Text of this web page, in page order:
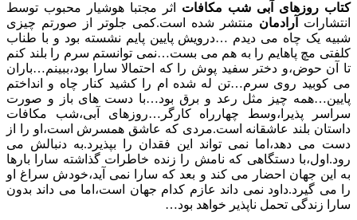
کتاب روزهای آبی شب مکافات اثر مجتبا هوشیار محبوب توسط
انتشارات
آرادمان منتشر شده است.کمی جلوتر از صورتم چیزی
شبیه یک چاه می دیدم …درویش پایین پایم نشسته بود و با طناب
کلفتی مچ پاهایم را به هم می بست…نمی توانستم سرم را بلند کنم
تا آن حوض،و دختر سفید پوش را که احتمالا سارا بود،ببینم…باران
می کوبید روی سرم…تن له شده ام را کشید کنار چاه و انداختم
پایین…همه چیز مثل رعد و برق بود…با دست های باز و صورت
سراسر پذیرا،وسط چهارراه کارگر…روزهای آبی،شب مکافات
داستان بلند عاشقانه است.مردی که عاشق همسرش است،او را از
دست می دهد،اما نمی تواند این فقدان را بپذیرد.به دنبالش می
رود.اول،با دستگاهی که نامش را زنده خاطرات گذاشته سارا بارها
به این جهان احضار می کند و بعد که سارا نمی آید،خودش سراغ او
را می گیرد.داود نمی داند عازم کدام جهان است،اما می داند بدون
سارا زندگی تحمل ناپذیر خواهد بود…